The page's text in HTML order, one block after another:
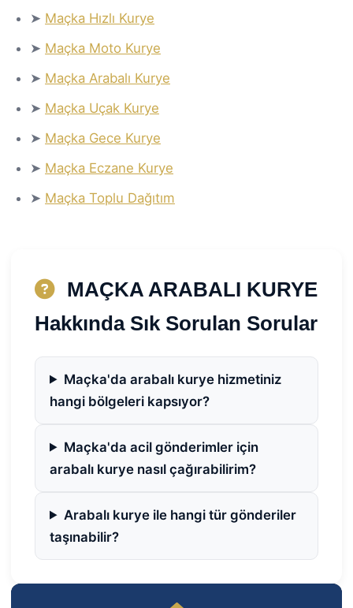
➤ Maçka Hızlı Kurye
➤ Maçka Moto Kurye
➤ Maçka Arabalı Kurye
➤ Maçka Uçak Kurye
➤ Maçka Gece Kurye
➤ Maçka Eczane Kurye
➤ Maçka Toplu Dağıtım
MAÇKA ARABALI KURYE
Hakkında Sık Sorulan Sorular
Maçka'da arabalı kurye hizmetiniz
hangi bölgeleri kapsıyor?
Maçka'da acil gönderimler için
arabalı kurye nasıl çağırabilirim?
Arabalı kurye ile hangi tür gönderiler
taşınabilir?